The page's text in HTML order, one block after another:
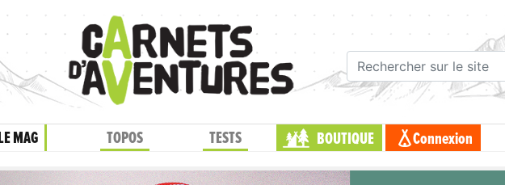
MAG TOPOS TESTS BOUTIQUE Connexion